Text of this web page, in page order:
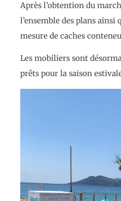
Après l’obtention du
l’ensemble des plans
mesure de caches
Les mobiliers sont
prêts pour la saison